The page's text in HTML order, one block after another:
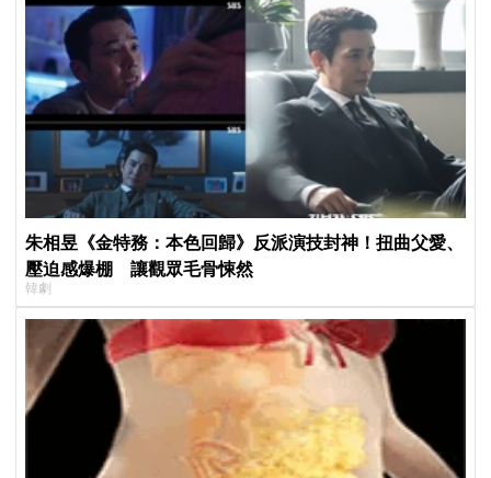
朱相昱《金特務：本色回歸》反派演技封神！扭曲父愛、
壓迫感爆棚 讓觀眾毛骨悚然
韓劇